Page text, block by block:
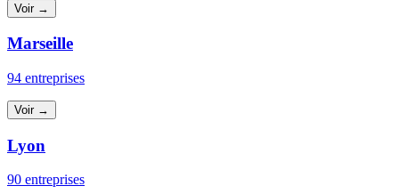
Voir →
Marseille
94 entreprises
Voir →
Lyon
90 entreprises